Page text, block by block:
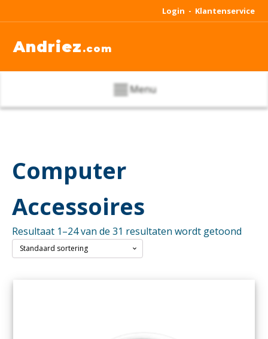
Login - Klantenservice
Andriez .com
Menu
Computer
Accessoires
Resultaat 1–24 van de 31 resultaten wordt getoond